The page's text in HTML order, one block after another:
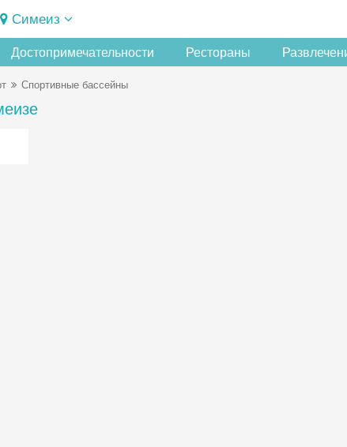
Симеиз
Достопримечательности Рестораны
Спортивные бассейны